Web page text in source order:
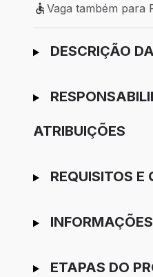
Vaga também para PcD
Vaga também para
Ir para candidatura
DESCRIÇÃO
ATRIBUIÇÕES
REQUISITOS E
ETAPAS DO